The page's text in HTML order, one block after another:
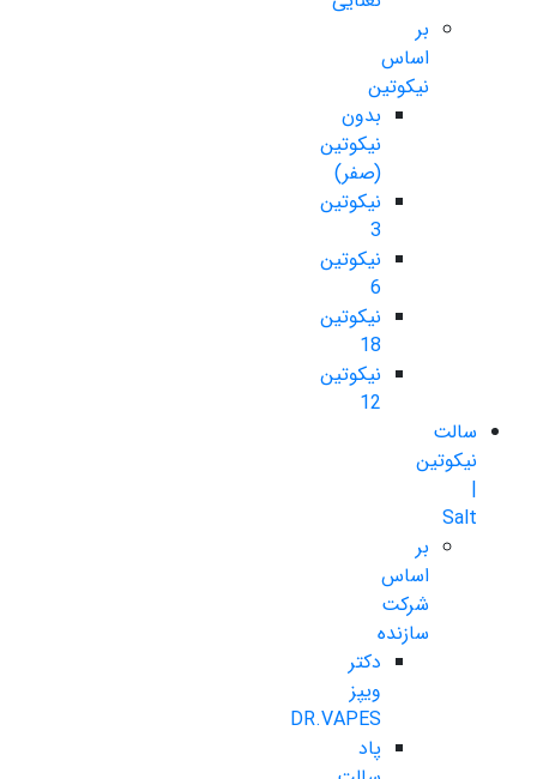
بر
اساس
نیکوتین
بدون
نیکوتین
(صفر)
نیکوتین
3
نیکوتین
6
نیکوتین
18
نیکوتین
12
سالت
نیکوتین
|
Salt
بر
اساس
شرکت
سازنده
دکتر
ویپز
DR.VAPES
پاد